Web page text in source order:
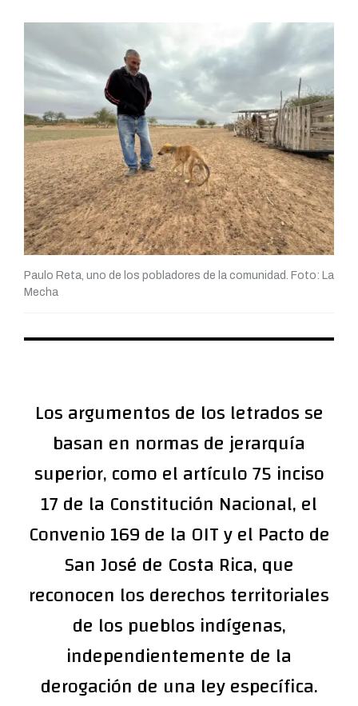
Paulo Reta, uno de los pobladores de la comunidad. Foto: La
Mecha
Los argumentos de los letrados se
basan en normas de jerarquía
superior, como el artículo 75 inciso
17 de la Constitución Nacional, el
Convenio 169 de la OIT y el Pacto de
San José de Costa Rica, que
reconocen los derechos territoriales
de los pueblos indígenas,
independientemente de la
derogación de una ley específica.